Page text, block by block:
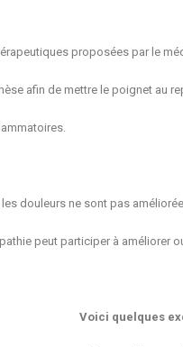
proposées par le
afin de mettre le poignet au
douleurs ne sont pas
peut participer à améliorer
Voici quelques